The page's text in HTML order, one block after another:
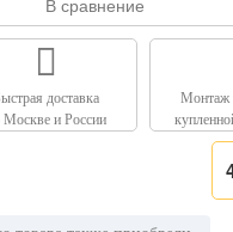
В сравнение
доставка
Москве и России
Монтаж